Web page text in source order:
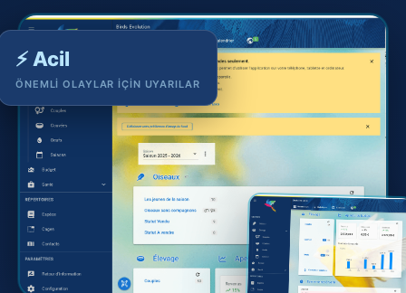
⚡ Acil
ÖNEMLI OLAYLAR IÇIN UYARILAR